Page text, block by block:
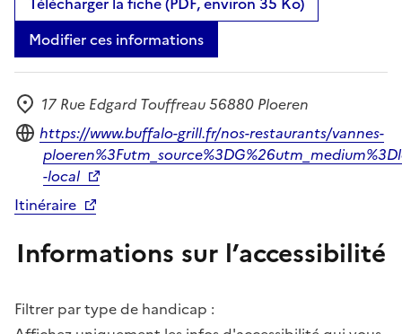
Modifier ces informations
Adresse
17 Rue Edgard Touffreau 56880 Ploeren
Site internet
https://www.buffalo-grill.fr/nos-restaurants/vannes-
-local
Itinéraire
Informations sur l’accessibilité
Filtrer par type de handicap :